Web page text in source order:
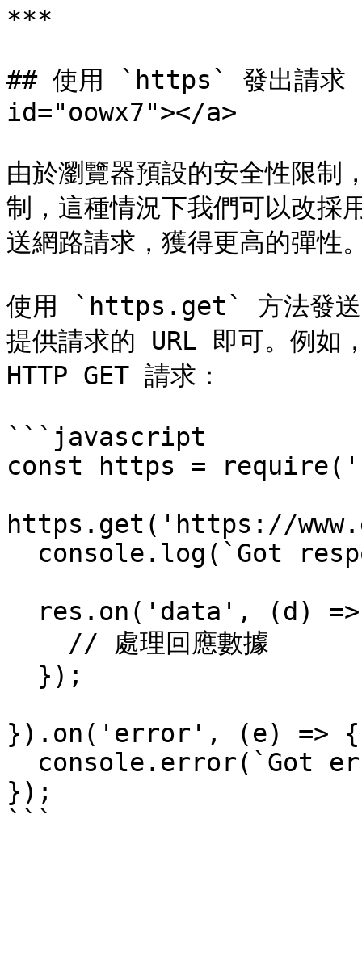
***
## 使用 `https` 發出請求
id="oowx7"></a>
由於瀏覽器預設的安全性限
制，這種情況下我們可以改
送網路請求，獲得更高的彈性
使用 `https.get` 方法發送
提供請求的 URL 即可。例如
HTTP GET 請求：
```javascript
const https =
https.get('https://
}).on('error', (e) => {
});